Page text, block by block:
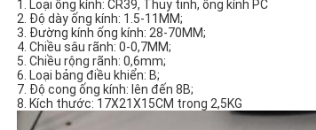
1. Loại ống kính: CR39, Thủy tinh, ống kính PC
2. Độ dày ống kính: 1.5-11MM;
3. Đường kính ống kính: 28-70MM;
4. Chiều sâu rãnh: 0-0,7MM;
5. Chiều rộng rãnh: 0,6mm;
6. Loại bảng điều khiển: B;
7. Độ cong ống kính: lên đến 8B;
8. Kích thước: 17X21X15CM trong 2,5KG